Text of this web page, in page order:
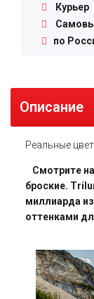
Курьер
по
Описание
Реальные
Смотрите
броские.
миллиарда
оттенками